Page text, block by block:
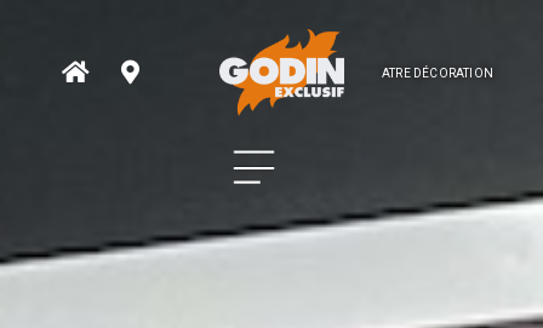
ATRE DÉCORATION